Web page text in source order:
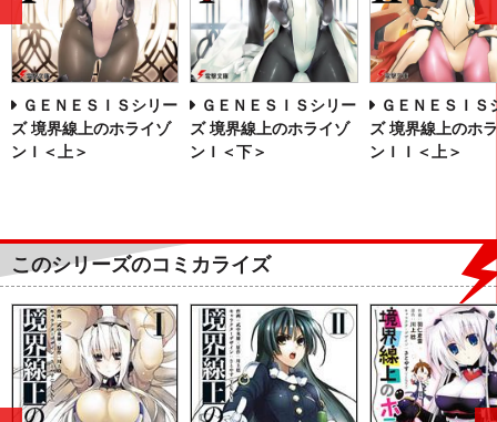
ＧＥＮＥＳＩＳシリー
ズ 境界線上のホライゾ
ンＩ＜上＞
ＧＥＮＥＳＩＳシリー
ズ 境界線上のホライゾ
ンＩ＜下＞
ＧＥＮＥＳＩＳ
ズ 境界線上のホ
ンＩＩ＜上＞
前
へ
このシリーズのコミカライズ